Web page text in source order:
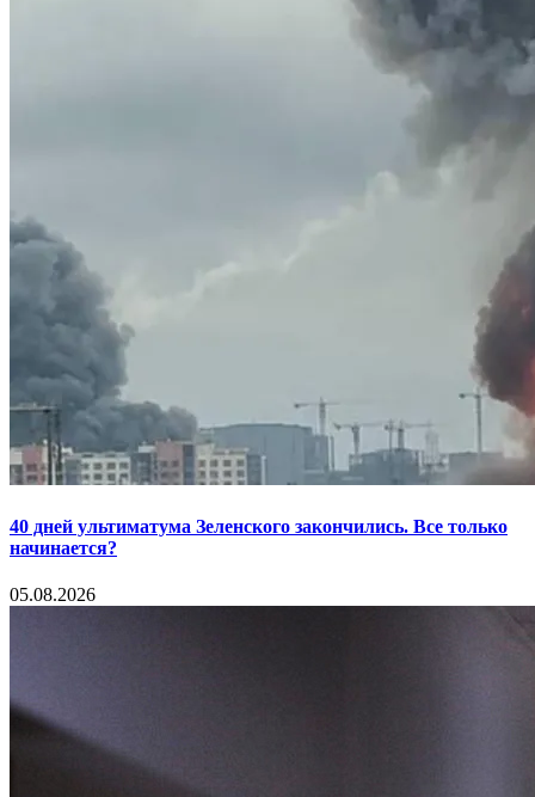
40 дней ультиматума Зеленского закончились. Все только
начинается?
05.08.2026